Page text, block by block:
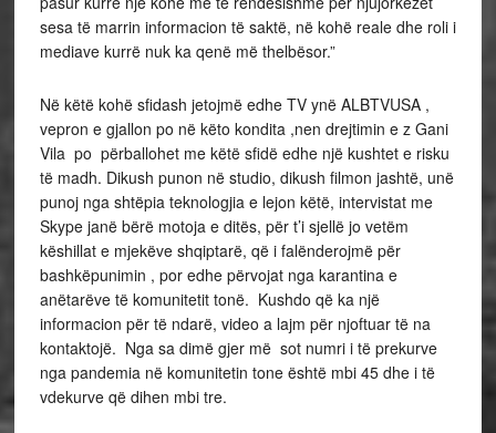
sesa të marrin informacion të saktë, në kohë reale dhe roli i
mediave kurrë nuk ka qenë më thelbësor.”
Në këtë kohë sfidash jetojmë edhe TV ynë ALBTVUSA ,
vepron e gjallon po në këto kondita ,nen drejtimin e z Gani
Vila po përballohet me këtë sfidë edhe një kushtet e risku
të madh. Dikush punon në studio, dikush filmon jashtë, unë
punoj nga shtëpia teknologjia e lejon këtë, intervistat me
Skype janë bërë motoja e ditës, për t’i sjellë jo vetëm
këshillat e mjekëve shqiptarë, që i falënderojmë për
bashkëpunimin , por edhe përvojat nga karantina e
anëtarëve të komunitetit tonë. Kushdo që ka një
informacion për të ndarë, video a lajm për njoftuar të na
kontaktojë. Nga sa dimë gjer më sot numri i të prekurve
nga pandemia në komunitetin tone është mbi 45 dhe i të
vdekurve që dihen mbi tre.